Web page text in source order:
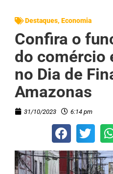
Destaques, Economia
Confira o
do comércio
no Dia de
Amazonas
31/10/2023 6:14 pm